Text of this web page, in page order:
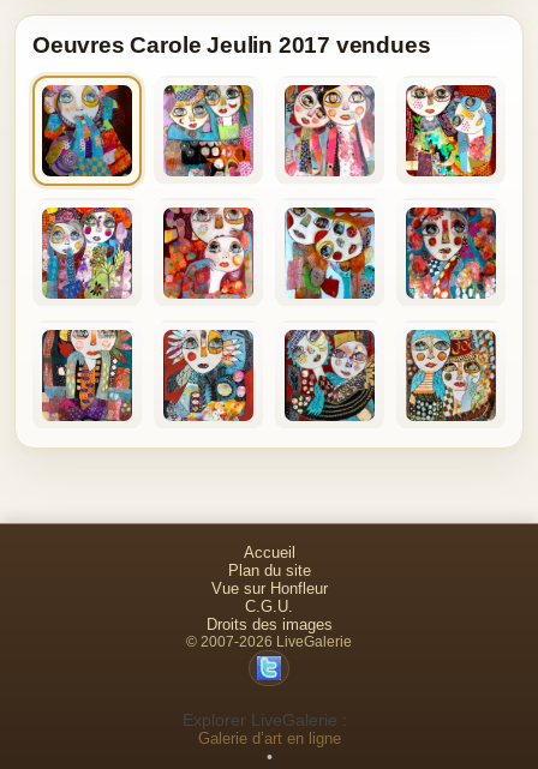
Oeuvres Carole Jeulin 2017 vendues
Accueil
Plan du site
Vue sur Honfleur
C.G.U.
Droits des images
© 2007-2026 LiveGalerie
Explorer LiveGalerie :
Galerie d’art en ligne
•